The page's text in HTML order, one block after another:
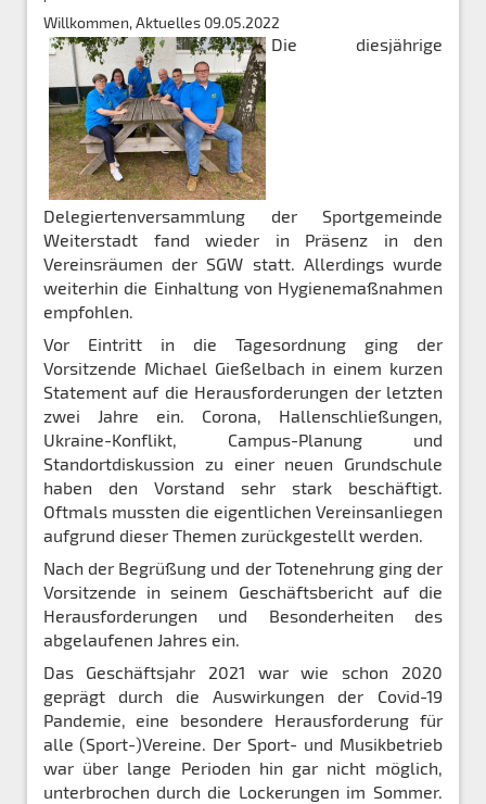
Willkommen, Aktuelles 09.05.2022
Die diesjährige
Delegiertenversammlung der Sportgemeinde
Weiterstadt fand wieder in Präsenz in den
Vereinsräumen der SGW statt. Allerdings wurde
weiterhin die Einhaltung von Hygienemaßnahmen
empfohlen.
Vor Eintritt in die Tagesordnung ging der
Vorsitzende Michael Gießelbach in einem kurzen
Statement auf die Herausforderungen der letzten
zwei Jahre ein. Corona, Hallenschließungen,
Ukraine-Konflikt, Campus-Planung und
Standortdiskussion zu einer neuen Grundschule
haben den Vorstand sehr stark beschäftigt.
Oftmals mussten die eigentlichen Vereinsanliegen
aufgrund dieser Themen zurückgestellt werden.
Nach der Begrüßung und der Totenehrung ging der
Vorsitzende in seinem Geschäftsbericht auf die
Herausforderungen und Besonderheiten des
abgelaufenen Jahres ein.
Das Geschäftsjahr 2021 war wie schon 2020
geprägt durch die Auswirkungen der Covid-19
Pandemie, eine besondere Herausforderung für
alle (Sport-)Vereine. Der Sport- und Musikbetrieb
war über lange Perioden hin gar nicht möglich,
unterbrochen durch die Lockerungen im Sommer.